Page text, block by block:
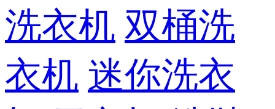
洗衣机 双桶洗
衣机 迷你洗衣